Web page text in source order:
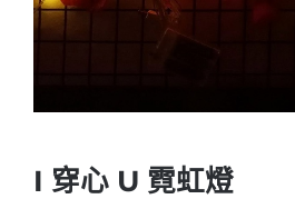
I 穿心 U 霓虹燈